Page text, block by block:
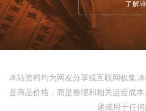
了解
本站资料均为网友分享或互联网收集,
是商品价格，而是整理和相关运营成
递或用于任